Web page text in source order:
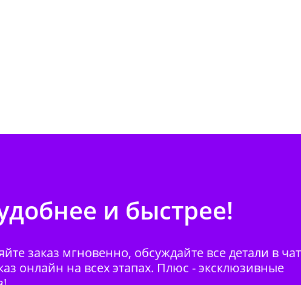
и быстрее!
заказ мгновенно, обсуждайте все детали в
онлайн на всех этапах. Плюс - эксклюзивные